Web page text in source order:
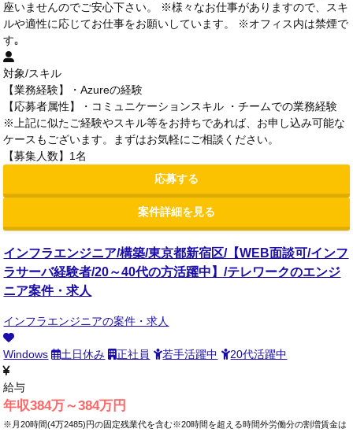
座いませんのでご安心下さい。 ※様々なお仕事がありますので、スキ
ルや適性に応じてお仕事をお願いしています。 ※オフィス内は禁煙で
す｡
対象/スキル
【業務経験】・Azureの経験
【応募者属性】・コミュニケーションスキル ・チームでの業務経験
※上記に似たご経験やスキル等をお持ちであれば、お申し込み可能な
ケースもございます。まずはお気軽にご相談ください。
【募集人数】1名
応募する
案件詳細を見る
インフラエンジニア/構築/東京都新宿区/【WEB面談可/インフ
ラサーバ経験者/20～40代の方活躍中】/テレワークのエンジ
ニア案件・求人
インフラエンジニアの案件・求人
Windows 土日休み 正社員 若手活躍中 20代活躍中
給与
年収384万～384万円
※月20時間(4万2485)円の固定残業代を含む※20時間を超える時間外労働分の割増賃金は